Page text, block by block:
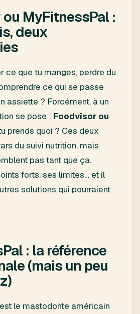
MyFitnessPal :
deux
ce que tu manges, perdre du
ce qui se passe
assiette ? Forcément, à un
se pose : Foodvisor ou
prends quoi ? Ces deux
du suivi nutrition, mais
pas tant que ça.
forts, ses limites… et il
solutions qui pourraient
: la référence
(mais un peu
le mastodonte américain